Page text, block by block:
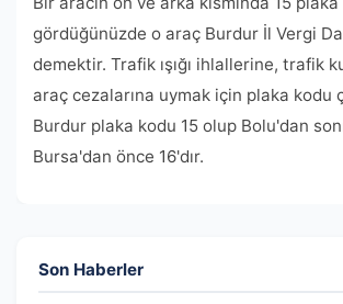
gördüğünüzde o araç Burdur İl Vergi
demektir. Trafik ışığı ihlallerine, trafik
araç cezalarına uymak için plaka kodu
Burdur plaka kodu 15 olup Bolu'dan
Bursa'dan önce 16'dır.
Son Haberler